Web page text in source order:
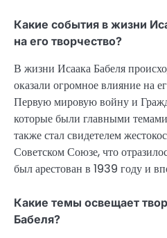
Какие события в жизни
на его творчество?
В жизни Исаака Бабеля
оказали огромное влияние на
Первую мировую войну и
которые были главными
также стал свидетелем
Советском Союзе, что
был арестован в 1939 году и
Какие темы освещает
Бабеля?